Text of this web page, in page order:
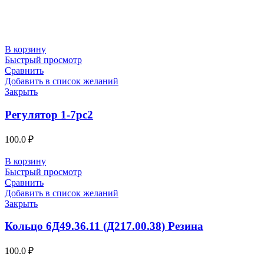
В корзину
Быстрый просмотр
Сравнить
Добавить в список желаний
Закрыть
Регулятор 1-7рс2
100.0 ₽
В корзину
Быстрый просмотр
Сравнить
Добавить в список желаний
Закрыть
Кольцо 6Д49.36.11 (Д217.00.38) Резина
100.0 ₽